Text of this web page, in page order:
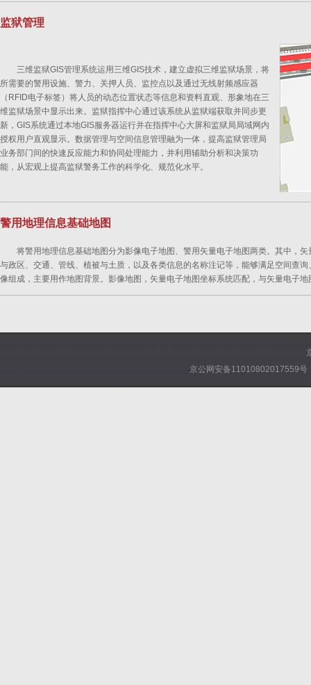
监狱管理
三维监狱GIS管理系统运用三维GIS技术，建立虚拟三维监狱场景，将
所需要的警用设施、警力、关押人员、监控点以及通过无线射频感应器
（RFID电子标签）将人员的动态位置状态等信息和资料直观、形象地在三
维监狱场景中显示出来。监狱指挥中心通过该系统从监狱端获取并同步更
新，GIS系统通过本地GIS服务器运行并在指挥中心大屏和监狱局局域网内
授权用户直观显示。数据管理与空间信息管理融为一体，提高监狱管理局
业务部门间的快速反应能力和协同处理能力，并利用辅助分析和决策功
能，从宏观上提高监狱警务工作的科学化、规范化水平。
警用地理信息基础地图
将警用地理信息基础地图分为影像电子地图、警用矢量电子地图两类。其中，
与政区、交通、管线、植被与土质，以及各类信息的名称注记等，能够满足空间查
像组成，主要用作地图背景。影像地图，矢量电子地图坐标系统匹配，与矢量电子
京公网安备11010802017559号